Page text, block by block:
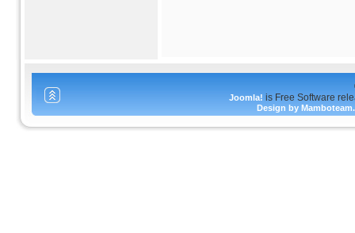
Joomla! is Free Software
Design by